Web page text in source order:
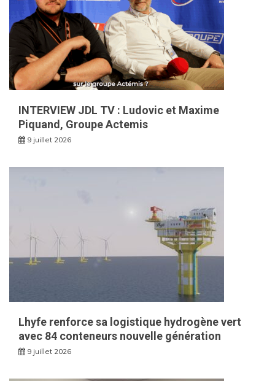
INTERVIEW JDL TV : Ludovic et Maxime
Piquand, Groupe Actemis
9 juillet 2026
Lhyfe renforce sa logistique hydrogène vert
avec 84 conteneurs nouvelle génération
9 juillet 2026